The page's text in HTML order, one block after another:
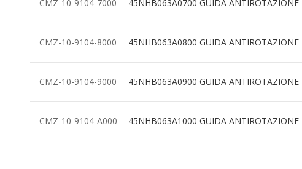
CMZ-10-9104-7000 45NHB063A0700 GUIDA ANTIROTAZIONE
CMZ-10-9104-8000 45NHB063A0800 GUIDA ANTIROTAZIONE
CMZ-10-9104-9000 45NHB063A0900 GUIDA ANTIROTAZIONE
CMZ-10-9104-A000 45NHB063A1000 GUIDA ANTIROTAZIONE